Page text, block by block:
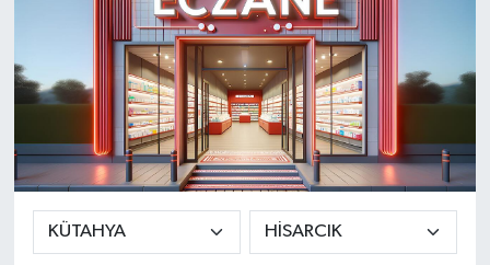
Son Dakika Haberleri
Haber Arşivi